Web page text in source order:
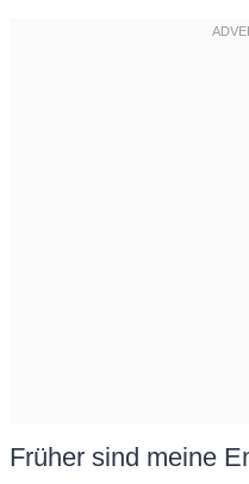
Früher sind meine